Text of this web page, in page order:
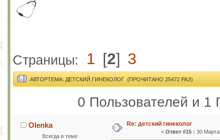
Страницы: 1 [2] 3
АВТОРТЕМА: ДЕТСКИЙ ГИНЕКОЛОГ (ПРОЧИТАНО 25472 РАЗ)
0 Пользователей и 1
Olenka
Всегда в теме
Re: детский гинеколог
« Ответ #15 : 30